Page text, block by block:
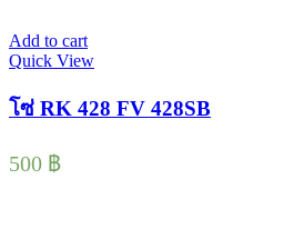
Add to cart
Quick View
โซ่ RK 428 FV 428SB
500 ฿